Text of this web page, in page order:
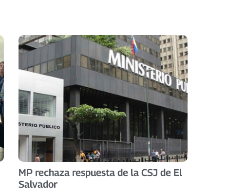
MP rechaza respuesta de la CSJ de El
Salvador